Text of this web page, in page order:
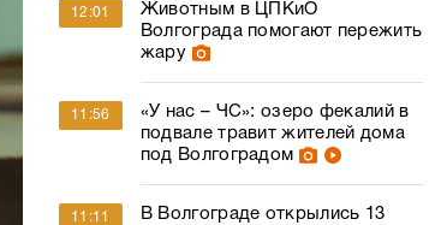
12:01
Животным в ЦПКиО
Волгограда помогают пережить
жару
11:56
«У нас – ЧС»: озеро фекалий в
подвале травит жителей дома
под Волгоградом
11:11
В Волгограде открылись 13